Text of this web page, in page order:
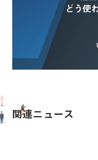
関連ニュース